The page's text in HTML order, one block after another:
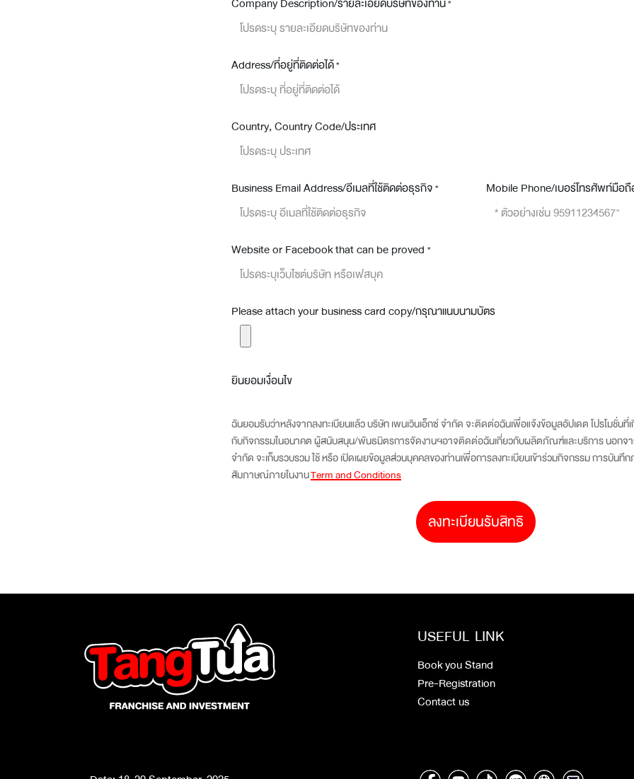
*
Address/ที่อยู่ที่ติดต่อได้*
Country, Country Code/ประเทศ
Business Email Address/อีเมลที่ใช้ติดต่อธุรกิจ* Mobile Phone/เบอร์โทรศัพท์มือ
Website or Facebook that can be proved *
Please attach your business card copy/กรุณาแนบนามบัตร
ยินยอมเงื่อนไข
ฉันยอมรับว่าหลังจากลงทะเบียนแล้ว บริษัท เพนเวินเอ็กซ์ จำกัด จะติดต่อฉันเพื่อแจ้งข้อมูลอัปเดต โปรโมชั่นที่
กับกิจกรรมในอนาคต ผู้สนับสนุน/พันธมิตรการจัดงานฯอาจติดต่อฉันเกี่ยวกับผลิตภัณฑ์และบริการ นอกจา
จำกัด จะเก็บรวบรวม ใช้ หรือ เปิดเผยข้อมูลส่วนบุคคลของท่านเพื่อการลงทะเบียนเข้าร่วมกิจกรรม การบันทึ
สัมภาษณ์ภายในงานTerm and Conditions
​ลงทะเบียนรับสิทธิ
USEFUL LINK
Book you Stand
Pre-Registration
Contact us